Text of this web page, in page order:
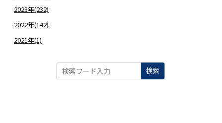
2023年(232)
2022年(142)
2021年(1)
検索